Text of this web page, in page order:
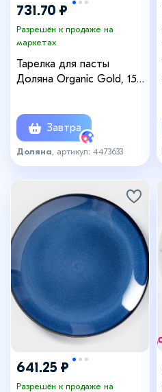
731.70 ₽
Разрешён к продаже на
маркетах
Тарелка для пасты
Доляна Organic Gold, 150
Завтра
Доляна , артикул: 4473633
641.25 ₽
Разрешён к продаже на